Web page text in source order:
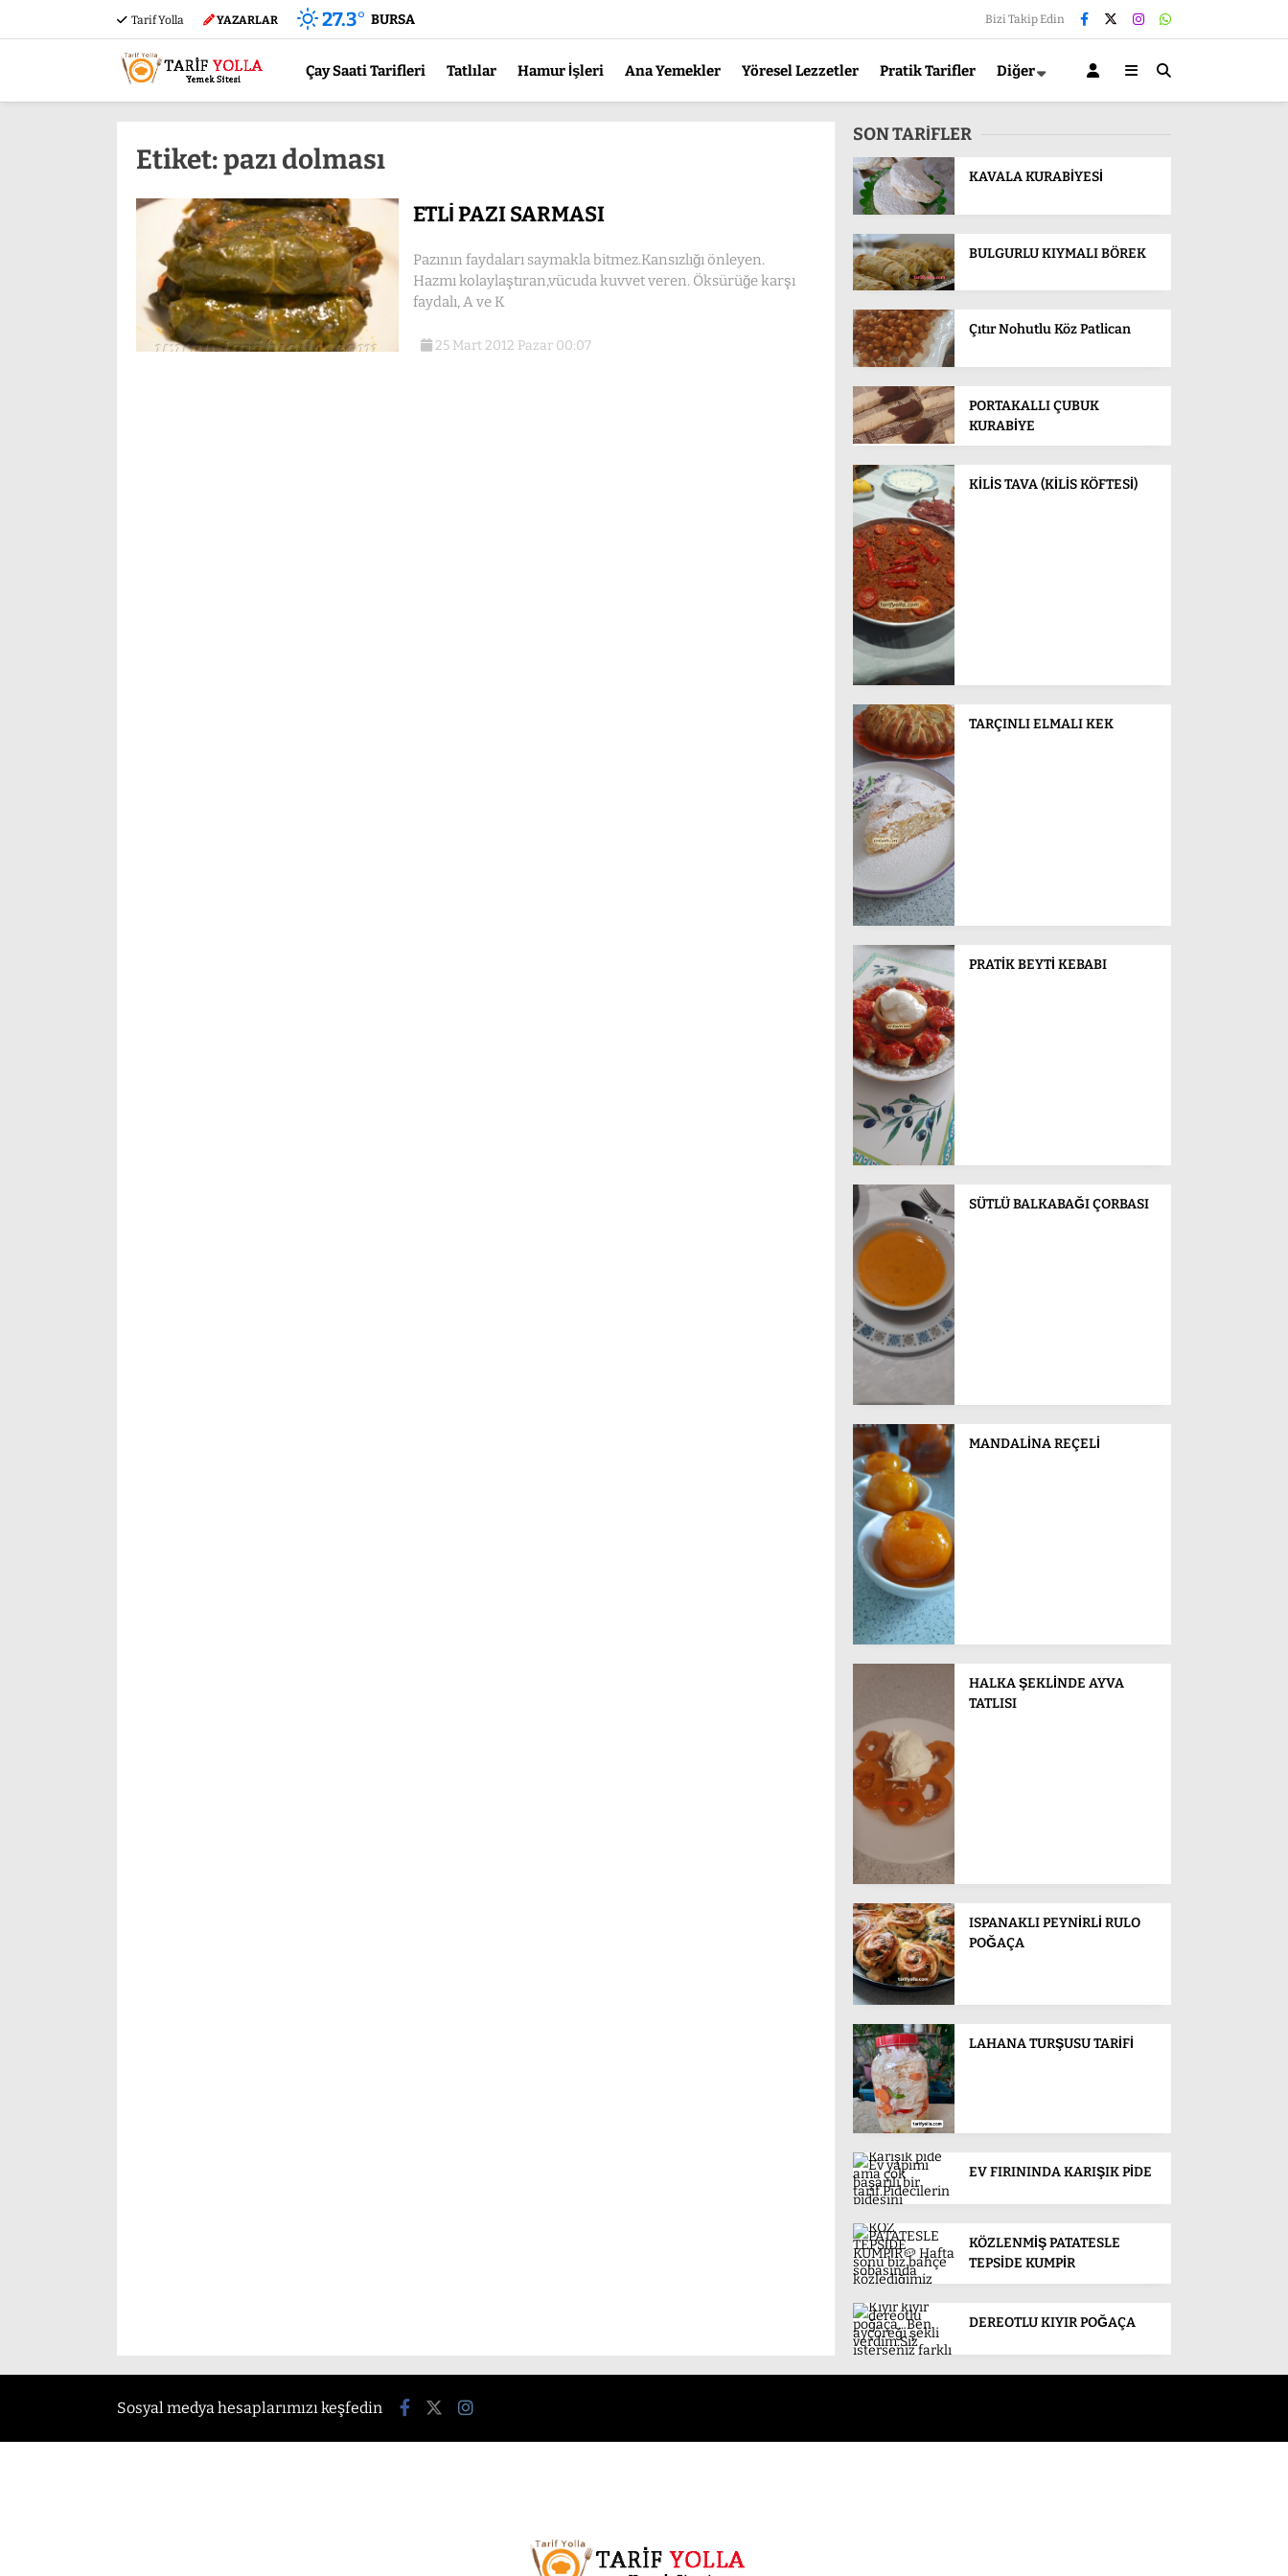
Tarif Yolla YAZARLAR 27.3° BURSA Bizi Takip Edin
Çay Saati Tarifleri Tatlılar Hamur İşleri Ana Yemekler Yöresel Lezzetler Pratik Tarifler Diğer
Etiket:pazı dolması
ETLİ PAZI SARMASI
Pazının faydaları saymakla bitmez.Kansızlığı önleyen.
Hazmı kolaylaştıran,vücuda kuvvet veren. Öksürüğe karşı
faydalı, A ve K
25 Mart 2012 Pazar 00:07
SON TARİFLER
KAVALA KURABİYESİ
BULGURLU KIYMALI BÖREK
Çıtır Nohutlu Köz Patlican
PORTAKALLI ÇUBUK
KURABİYE
KİLİS TAVA (KİLİS KÖFTESİ)
TARÇINLI ELMALI KEK
PRATİK BEYTİ KEBABI
SÜTLÜ BALKABAĞI ÇORBASI
MANDALİNA REÇELİ
HALKA ŞEKLİNDE AYVA
TATLISI
ISPANAKLI PEYNİRLİ RULO
POĞAÇA
LAHANA TURŞUSU TARİFİ
EV FIRININDA KARIŞIK PİDE
KÖZLENMİŞ PATATESLE
TEPSİDE KUMPİR
DEREOTLU KIYIR POĞAÇA
Sosyal medya hesaplarımızı keşfedin